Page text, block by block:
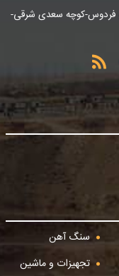
فردوس-کوچه سعدی شرقی-
سنگ آهن
تجهیزات و ماشین